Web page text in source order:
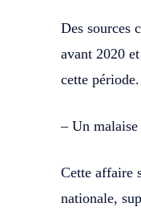
Des sources
avant 2020
cette période.
– Un
Cette affaire
nationale,